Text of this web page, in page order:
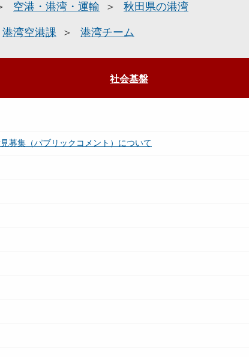
空港・港湾・運輸 秋田県の港湾
港湾空港課 港湾チーム
社会基盤
募集（パブリックコメント）について